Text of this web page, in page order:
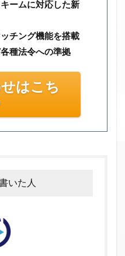
ームに対応した新
チング機能を搭載
種法令への準拠
はこち
いた人